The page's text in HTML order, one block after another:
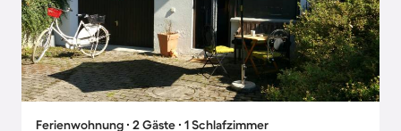
Ferienwohnung ∙ 2 Gäste ∙ 1 Schlafzimmer